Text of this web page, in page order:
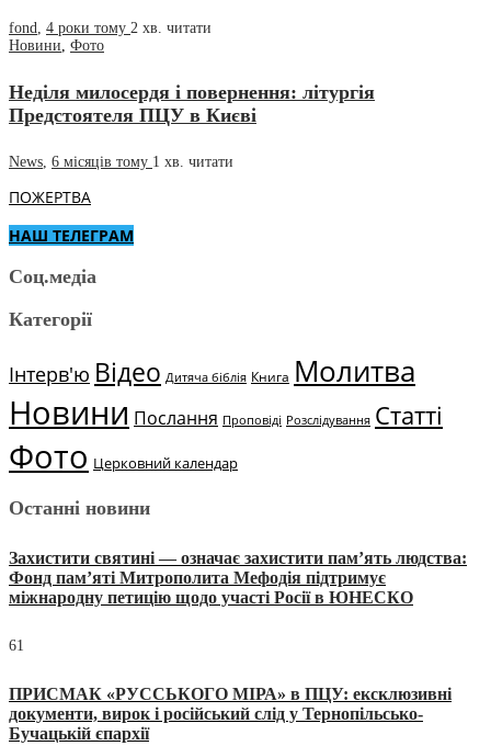
fond 4 роки тому 2 хв. читати
Новини Фото
Недiля милосердя і повернення: літургія
Предстоятеля ПЦУ в Києві
News 6 місяців тому 1 хв. читати
ПОЖЕРТВА
НАШ ТЕЛЕГРАМ
Соц.медіа
Категорії
Інтерв'ю Відео Дитяча біблія Книга Молитва
Новини Послання Проповіді Розслідування Статті
Фото Церковний календар
Останні новини
Захистити святині — означає захистити пам’ять людства:
Фонд пам’яті Митрополита Мефодія підтримує
міжнародну петицію щодо участі Росії в ЮНЕСКО
61
ПРИСМАК «РУССЬКОГО МІРА» в ПЦУ: ексклюзивні
документи, вирок і російський слід у Тернопільсько-
Бучацькій єпархії